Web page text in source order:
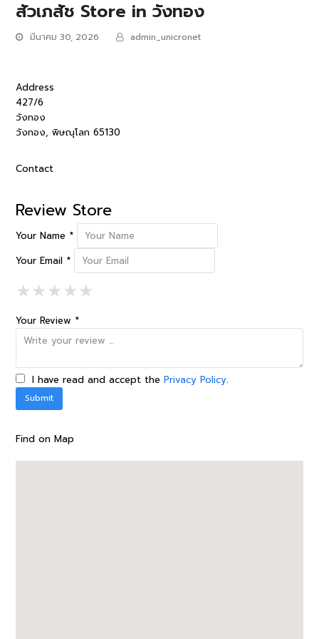
สัวเภสัช Store in วังทอง
มีนาคม 30, 2026 admin_unicronet
Address
427/6
วังทอง
วังทอง, พิษณุโลก 65130
Contact
Review Store
Your Name *
Your Email *
★1 Star
★★2 Stars
★★★3 Stars
★★★★4 Stars
★★★★★5 Stars
Your Review *
I have read and accept thePrivacy Policy.
Find on Map